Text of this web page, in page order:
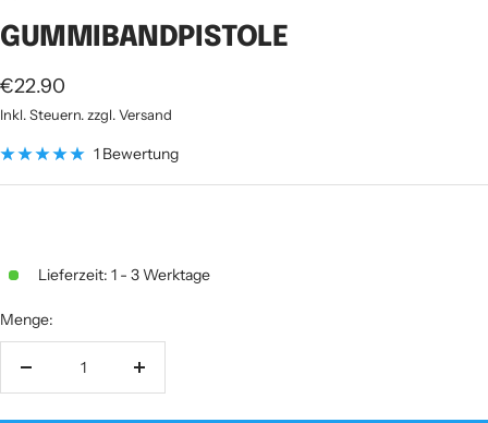
gehengehengehengehen
gehengehen
GUMMIBANDPISTOLE
Angebotspreis
€22.90
Inkl. Steuern. zzgl. Versand
1 Bewertung
Lieferzeit: 1 - 3 Werktage
Menge:
Menge